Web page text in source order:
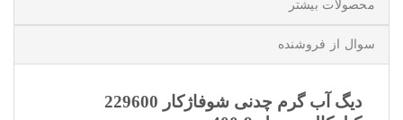
محصولات بیشتر
سوال از فروشنده
دیگ آب گرم چدنی شوفاژکار 229600